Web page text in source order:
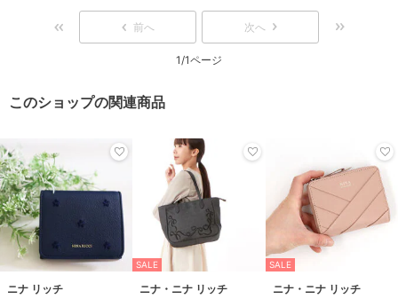
前へ 次へ
1/1ページ
このショップの関連商品
ニナ リッチ
SALE
ニナ・ニナ リッチ
SALE
ニナ・ニナ リッチ